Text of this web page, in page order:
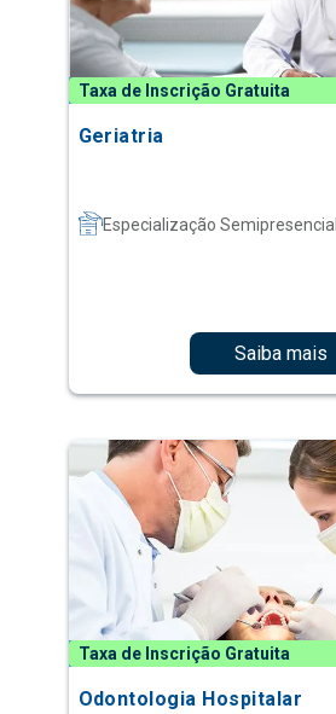
Taxa de Inscrição Gratuita
Geriatria
Especialização Semipresencial
Saiba mais
Taxa de Inscrição Gratuita
Odontologia Hospitalar